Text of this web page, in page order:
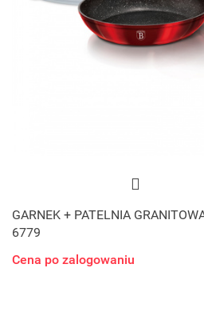
GARNEK + PATELNIA
6779
Cena po zalogowaniu